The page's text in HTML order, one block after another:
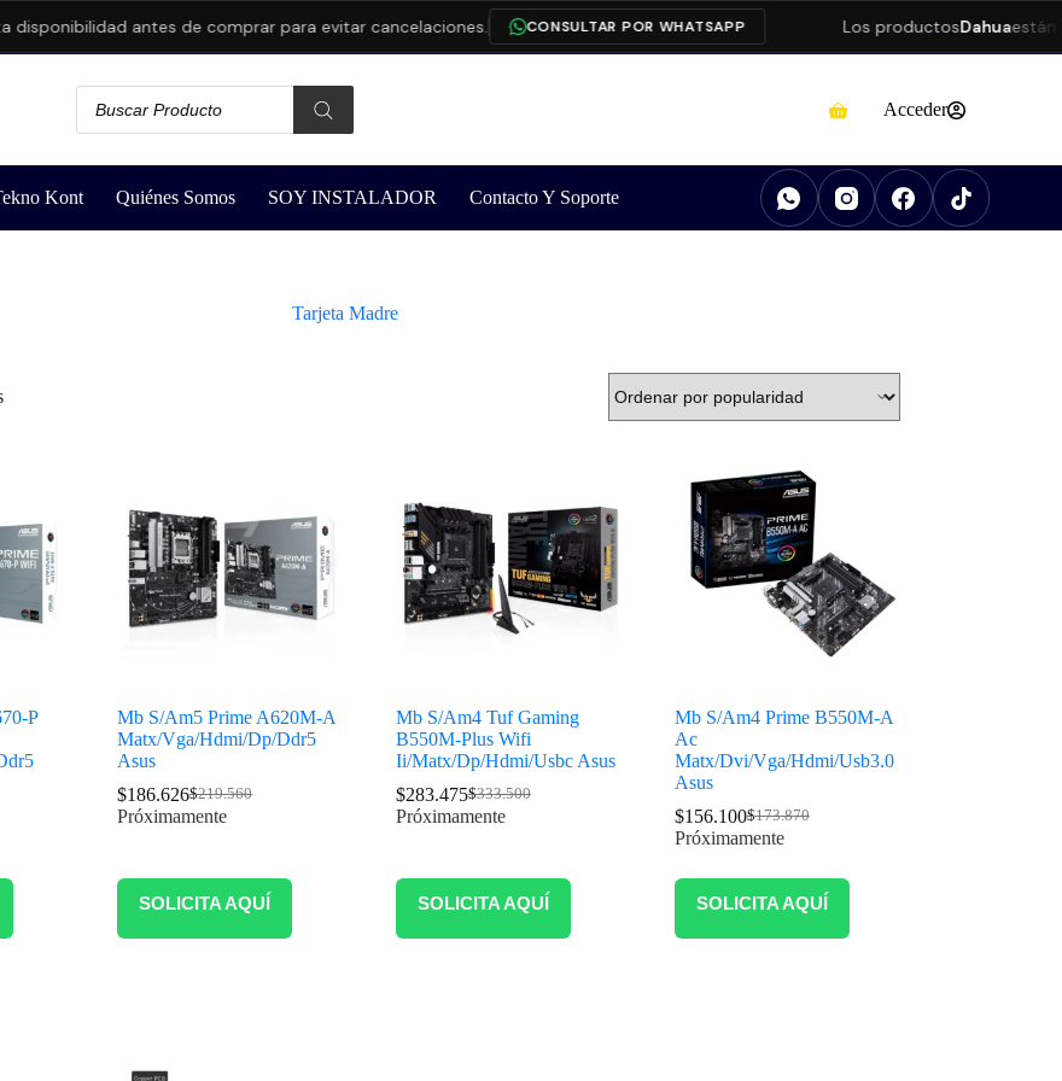
antes de comprar para evitar cancelaciones. CONSULTAR POR WHATSAPP Los productosDahuaestán
Acceder
Kont Quiénes Somos SOY INSTALADOR Contacto Y Soporte
Tarjeta Madre
P
Mb S/Am5 Prime A620M-A
Matx/Vga/Hdmi/Dp/Ddr5
Asus
$219.560
$186.626
Próximamente
SOLICITA AQUÍ
Mb S/Am4 Tuf Gaming
B550M-Plus Wifi
Ii/Matx/Dp/Hdmi/Usbc Asus
$333.500
$283.475
Próximamente
SOLICITA AQUÍ
Mb S/Am4 Prime B550M-A
Ac
Matx/Dvi/Vga/Hdmi/Usb3.0
Asus
$173.870
$156.100
Próximamente
SOLICITA AQUÍ